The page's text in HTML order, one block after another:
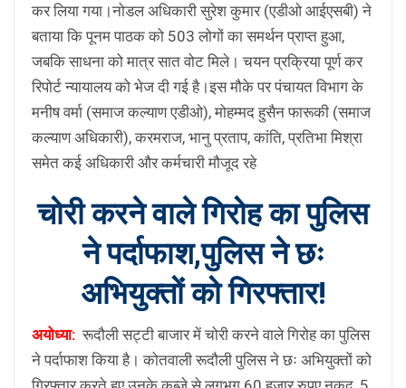
कर लिया गया।नोडल अधिकारी सुरेश कुमार (एडीओ आईएसबी) ने
बताया कि पूनम पाठक को 503 लोगों का समर्थन प्राप्त हुआ,
जबकि साधना को मात्र सात वोट मिले। चयन प्रक्रिया पूर्ण कर
रिपोर्ट न्यायालय को भेज दी गई है।इस मौके पर पंचायत विभाग के
मनीष वर्मा (समाज कल्याण एडीओ), मोहम्मद हुसैन फारूकी (समाज
कल्याण अधिकारी), करमराज, भानु प्रताप, कांति, प्रतिभा मिश्रा
समेत कई अधिकारी और कर्मचारी मौजूद रहे
चोरी करने वाले गिरोह का पुलिस
ने पर्दाफाश,पुलिस ने छः
अभियुक्तों को गिरफ्तार!
अयोध्या: रूदौली सट्टी बाजार में चोरी करने वाले गिरोह का पुलिस
ने पर्दाफाश किया है। कोतवाली रूदौली पुलिस ने छः अभियुक्तों को